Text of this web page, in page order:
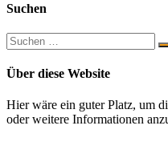
Suchen
Über diese Website
Hier wäre ein guter Platz, um
oder weitere Informationen